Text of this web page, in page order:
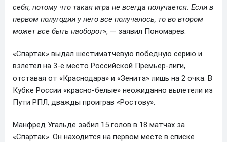
себя, потому что такая игра не всегда получается. Если в
первом полугодии у него все получалось, то во втором
может все быть наоборот», — заявил Пономарев.
«Спартак» выдал шестиматчевую победную серию и
взлетел на 3-е место Российской Премьер-лиги,
отставая от «Краснодара» и «Зенита» лишь на 2 очка. В
Кубке России «красно-белые» неожиданно вылетели из
Пути РПЛ, дважды проиграв «Ростову».
Манфред Угальде забил 15 голов в 18 матчах за
«Спартак». Он находится на первом месте в списке